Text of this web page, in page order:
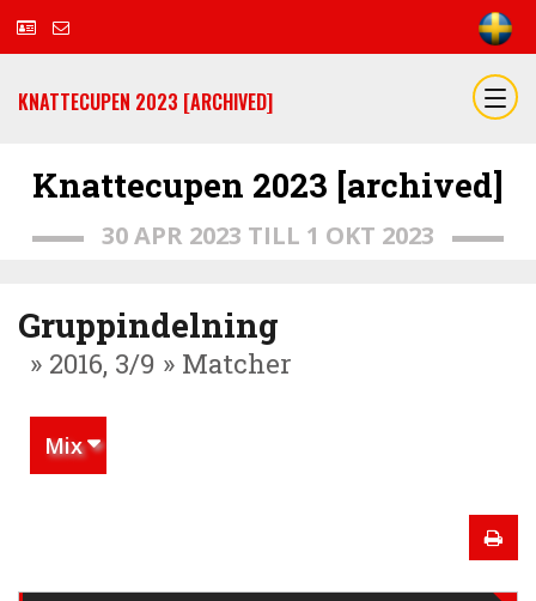
KNATTECUPEN 2023 [ARCHIVED]
Knattecupen 2023 [archived]
30 APR 2023 TILL 1 OKT 2023
Gruppindelning
» 2016, 3/9 » Matcher
Mix